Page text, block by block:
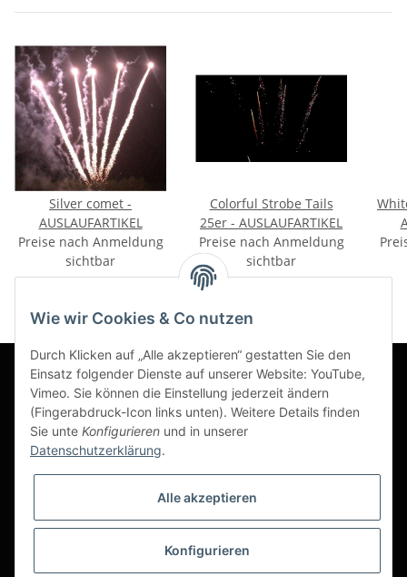
Silver comet -
AUSLAUFARTIKEL
Preise nach Anmeldung
sichtbar
Colorful Strobe Tails
25er - AUSLAUFARTIKEL
Preise nach Anmeldung
sichtbar
Informationen
Gesetzliche Informationen
Wie wir Cookies & Co nutzen
Durch Klicken auf „Alle akzeptieren“ gestatten Sie den
Einsatz folgender Dienste auf unserer Website: YouTube,
Vimeo. Sie können die Einstellung jederzeit ändern
(Fingerabdruck-Icon links unten). Weitere Details finden
Sie unte Konfigurieren und in unserer
Datenschutzerklärung.
Alle akzeptieren
Konfigurieren